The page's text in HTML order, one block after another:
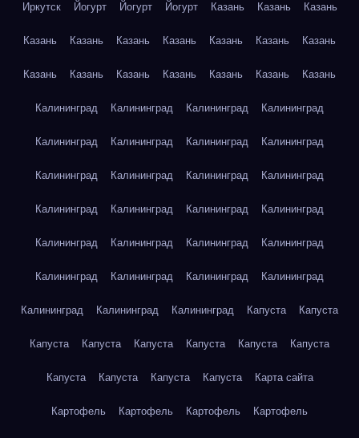
Иркутск Йогурт Йогурт Йогурт Казань Казань Казань
Казань Казань Казань Казань Казань Казань Казань
Казань Казань Казань Казань Казань Казань Казань
Калининград Калининград Калининград Калининград
Калининград Калининград Калининград Калининград
Калининград Калининград Калининград Калининград
Калининград Калининград Калининград Калининград
Калининград Калининград Калининград Калининград
Калининград Калининград Калининград Калининград
Калининград Калининград Калининград Капуста Капуста
Капуста Капуста Капуста Капуста Капуста Капуста
Капуста Капуста Капуста Капуста Карта сайта
Картофель Картофель Картофель Картофель